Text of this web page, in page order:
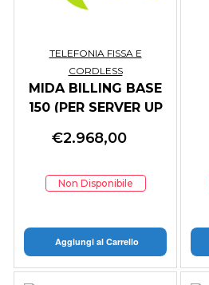
TELEFONIA FISSA E
CORDLESS
MIDA BILLING BASE
150 (PER SERVER UP
€2.968,00
Non Disponibile
Aggiungi al Carrello